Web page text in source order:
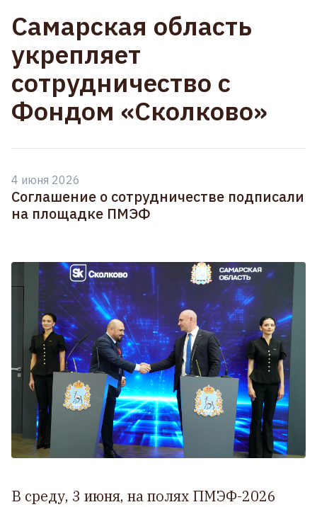
Самарская область
укрепляет
сотрудничество с
Фондом «Сколково»
4 июня 2026
Соглашение о сотрудничестве подписали
на площадке ПМЭФ
В среду, 3 июня, на полях ПМЭФ-2026